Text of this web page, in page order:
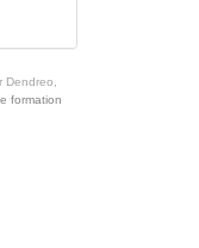
formation